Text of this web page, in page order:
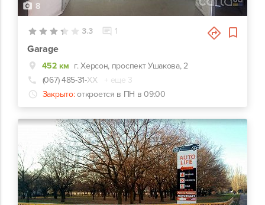
8
3.3 1
Garage
452 км г. Херсон, проспект Ушакова, 2
(067) 485-31-ХХ
+ еще 3
Закрыто: откроется в ПН в 09:00